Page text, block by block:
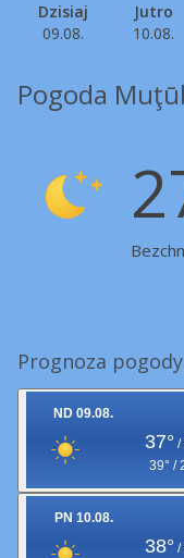
Dzisiaj
09.08.
Jutro
10.08.
Pogoda
Prognoza
ND 09.08.
37° /
39° /
PN 10.08.
38° /